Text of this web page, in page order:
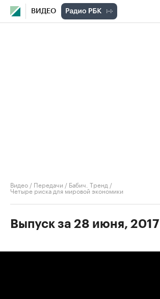
ВИДЕО
Видео / Передачи / Бабич. Тренд /
Четыре риска для мировой экономики
Выпуск за 28 июня, 2017